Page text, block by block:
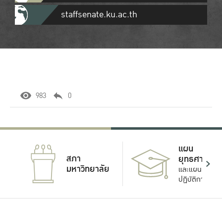
staffsenate.ku.ac.th
983 0
สภา
มหาวิทยาลัย
แผน
ยุทธศาสตร์
และแผน
ปฏิบัติการ